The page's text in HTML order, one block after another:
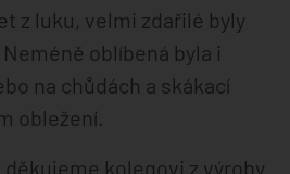
z luku, velmi zdařilé byly
oblíbená byla i
na chůdách a skákací
obležení.
kolegovi z výroby